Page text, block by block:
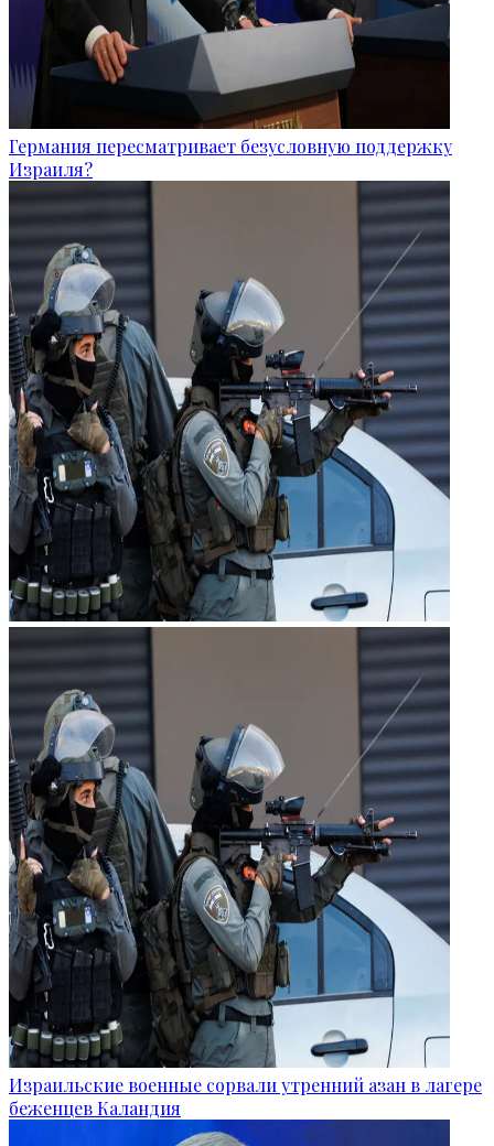
Германия пересматривает безусловную поддержку
Израиля?
Израильские военные сорвали утренний азан в лагере
беженцев Каландия